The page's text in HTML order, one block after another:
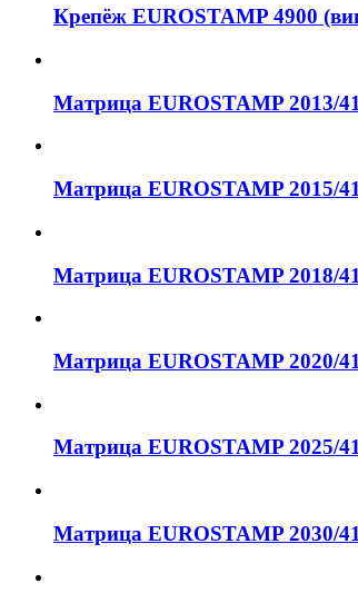
Крепёж EUROSTAMP 4900
Матрица EUROSTAMP 2013/
Матрица EUROSTAMP 2015/
Матрица EUROSTAMP 2018/
Матрица EUROSTAMP 2020/
Матрица EUROSTAMP 2025/
Матрица EUROSTAMP 2030/